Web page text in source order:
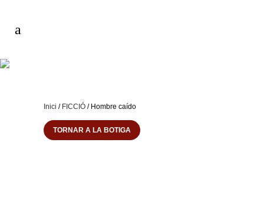
Inici / FICCIÓ / Hombre caído
TORNAR A LA BOTIGA